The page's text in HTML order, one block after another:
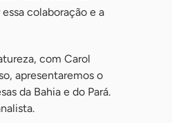
colaboração e a
com Carol
apresentaremos o
da Bahia e do Pará.